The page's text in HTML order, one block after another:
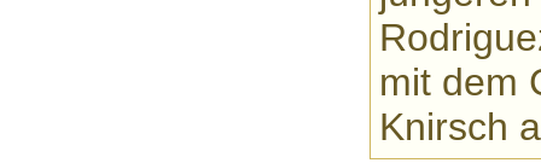
mit dem
Knirsch